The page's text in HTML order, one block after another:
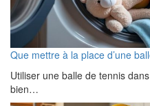
Que mettre à la place d’une
Utiliser une balle de tennis
bien…